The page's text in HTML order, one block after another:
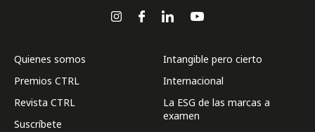
Quienes somos
Premios CTRL
Revista CTRL
Suscríbete
Intangible pero cierto
Internacional
La ESG de las marcas a
examen